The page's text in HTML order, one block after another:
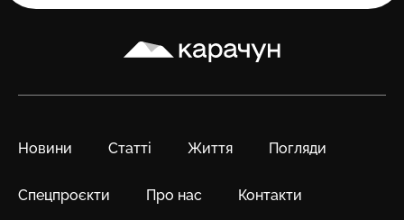
Карачун
Новини Статті Життя Погляди
Спецпроєкти Про нас Контакти